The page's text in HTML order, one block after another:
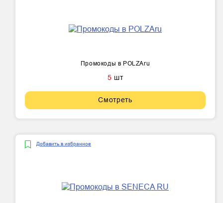
Промокоды в POLZAru
5 шт
Смотреть
Добавить в избранное